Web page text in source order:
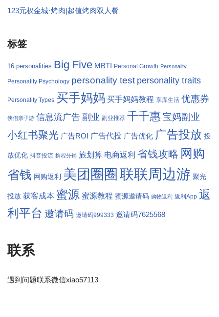
123元权金城·烤肉|超值烤肉双人餐
标签
16 personalities Big Five MBTI Personal Growth Personality
Personality Psychology personality test personality traits
Personality Types 买手妈妈 买手妈妈教程 享库生活 优惠券
侠侣亲子游 信息流广告 副业 副业推荐 千千惠 宝妈副业
小红书聚光 广告ROI 广告代投 广告优化 广告投放 投
放优化 抖音投流 携程分销 旅划算 电商返利 省钱攻略 网购
省钱 网购返利 美团圈圈 联联周边游 聚光
投放 获客成本 蜜源 蜜源教程 蜜源邀请码 购物返利 返利App 返
利平台 邀请码 邀请码999333 邀请码7625568
联系
遇到问题联系微信xiao57113